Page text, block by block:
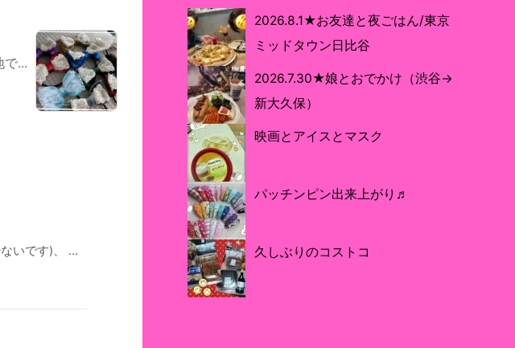
で...
いです)、 ...
2026.8.1★お友達と夜ごはん/東京
ミッドタウン日比谷
2026.7.30★娘とおでかけ（渋谷→
新大久保）
映画とアイスとマスク
パッチンピン出来上がり♬
久しぶりのコストコ